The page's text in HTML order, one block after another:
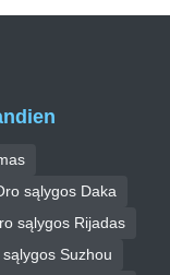
sąlygos Daka
sąlygos Rijadas
Suzhou